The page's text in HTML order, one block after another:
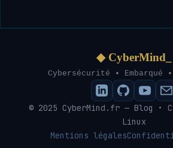
◆ CyberMind_
Cybersécurité • Embarqué
© 2025 CyberMind.fr — Blog •
Linux
Mentions légales